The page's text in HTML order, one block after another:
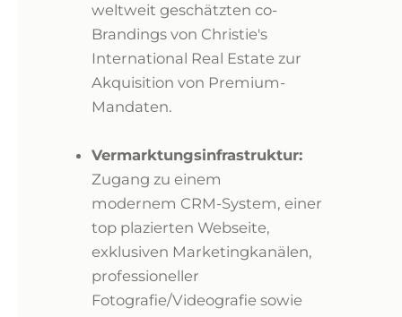
weltweit geschätzten co-
Brandings von Christie's
International Real Estate zur
Akquisition von Premium-
Mandaten.
Vermarktungsinfrastruktur:
Zugang zu einem
modernem CRM-System, einer
top plazierten Webseite,
exklusiven Marketingkanälen,
professioneller
Fotografie/Videografie sowie